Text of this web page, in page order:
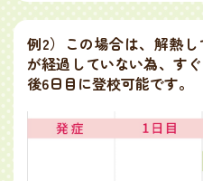
例2） この場合は、解熱
が経過していない為、す
後6日目に登校可能です。